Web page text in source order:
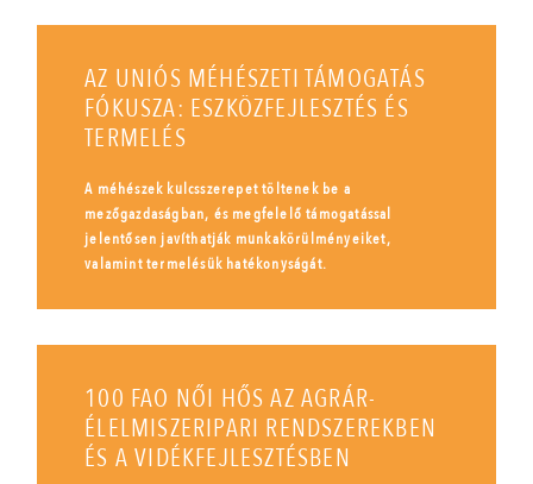
AZ UNIÓS MÉHÉSZETI TÁMOGATÁS
FÓKUSZA: ESZKÖZFEJLESZTÉS ÉS
TERMELÉS
A méhészek kulcsszerepet töltenek be a
mezőgazdaságban, és megfelelő támogatással
jelentősen javíthatják munkakörülményeiket,
valamint termelésük hatékonyságát.
100 FAO NŐI HŐS AZ AGRÁR-
ÉLELMISZERIPARI RENDSZEREKBEN
ÉS A VIDÉKFEJLESZTÉSBEN